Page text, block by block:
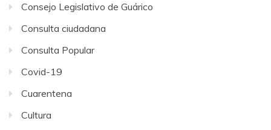
Consejo Legislativo de Guárico
Consulta ciudadana
Consulta Popular
Covid-19
Cuarentena
Cultura